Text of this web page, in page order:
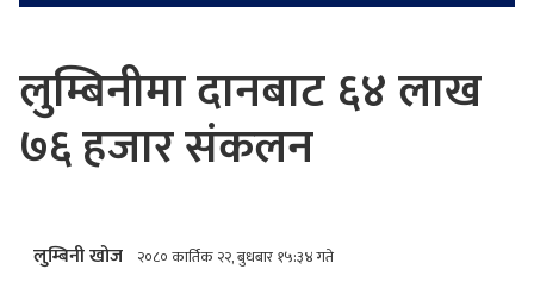
लुम्बिनीमा दानबाट ६४ लाख
७६ हजार संकलन
लुम्बिनी खोज २०८० कार्तिक २२, बुधबार १५:३४ गते